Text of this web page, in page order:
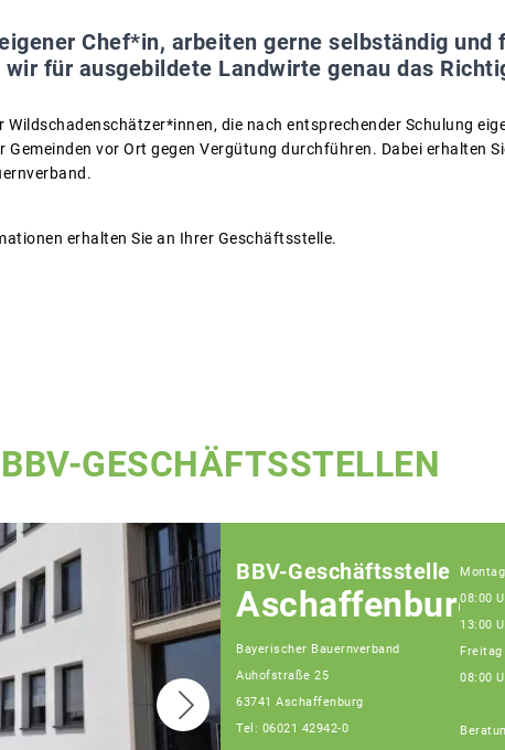
Chef*in, arbeiten gerne selbständig und
für ausgebildete Landwirte genau das
die nach entsprechender Schulung
vor Ort gegen Vergütung durchführen. Dabei erhalten
erhalten Sie an Ihrer Geschäftsstelle.
BBV-GESCHÄFTSSTELLEN
BBV-Geschäftsstelle
Aschaffenburg
Bayerischer Bauernverband
Auhofstraße 25
63741 Aschaffenburg
Tel: 06021 42942-0
08:00
13:00
Freitag
08:00